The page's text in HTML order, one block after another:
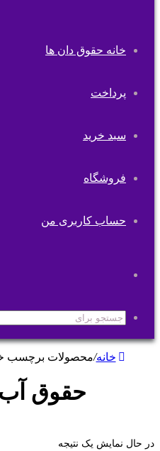
خانه حقوق دان ها
پرداخت
سبد خرید
فروشگاه
حساب کاربری من
پوسته
خانه/محصولات برچسب
حقوق آب
در حال نمایش یک نتیجه